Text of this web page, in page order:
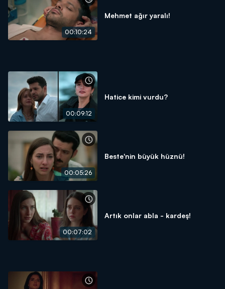
00:10:24
Mehmet ağır yaralı!
00:09:12
Hatice kimi vurdu?
00:05:26
Beste'nin büyük hüznü!
00:07:02
Artık onlar abla - kardeş!